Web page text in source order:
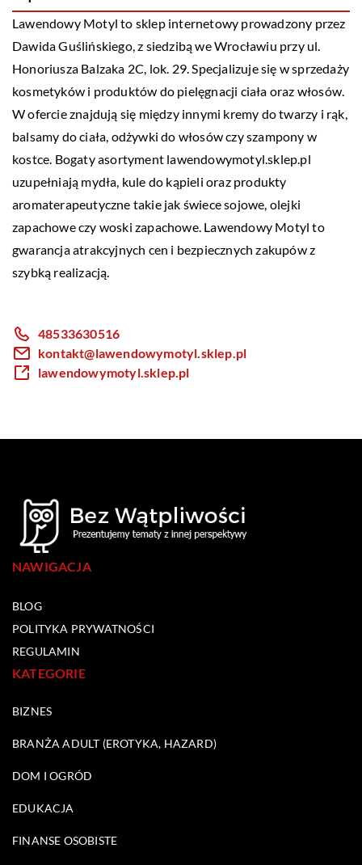
Lawendowy Motyl to sklep internetowy prowadzony przez
Dawida Guślińskiego, z siedzibą we Wrocławiu przy ul.
Honoriusza Balzaka 2C, lok. 29. Specjalizuje się w sprzedaży
kosmetyków i produktów do pielęgnacji ciała oraz włosów.
W ofercie znajdują się między innymi kremy do twarzy i rąk,
balsamy do ciała, odżywki do włosów czy szampony w
kostce. Bogaty asortyment lawendowymotyl.sklep.pl
uzupełniają mydła, kule do kąpieli oraz produkty
aromaterapeutyczne takie jak świece sojowe, olejki
zapachowe czy woski zapachowe. Lawendowy Motyl to
gwarancja atrakcyjnych cen i bezpiecznych zakupów z
szybką realizacją.
48533630516
kontakt@lawendowymotyl.sklep.pl
lawendowymotyl.sklep.pl
NAWIGACJA
BLOG
POLITYKA PRYWATNOŚCI
REGULAMIN
KATEGORIE
BIZNES
BRANŻA ADULT (EROTYKA, HAZARD)
DOM I OGRÓD
EDUKACJA
FINANSE OSOBISTE